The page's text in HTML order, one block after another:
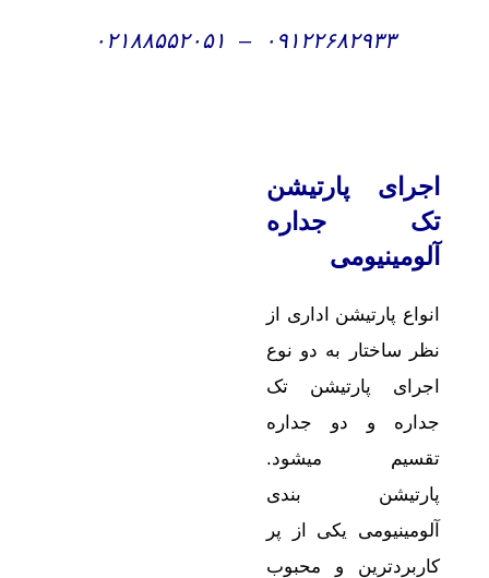
۰۹۱۲۲۶۸۲۹۳۳ – ۰۲۱۸۸۵۵۲۰۵۱
اجرای پارتیشن
تک جداره
آلومینیومی
انواع پارتیشن اداری از
نظر ساختار به دو نوع
اجرای پارتیشن تک
جداره و دو جداره
تقسیم میشود.
پارتیشن بندی
آلومینیومی یکی از پر
کاربردترین و محبوب